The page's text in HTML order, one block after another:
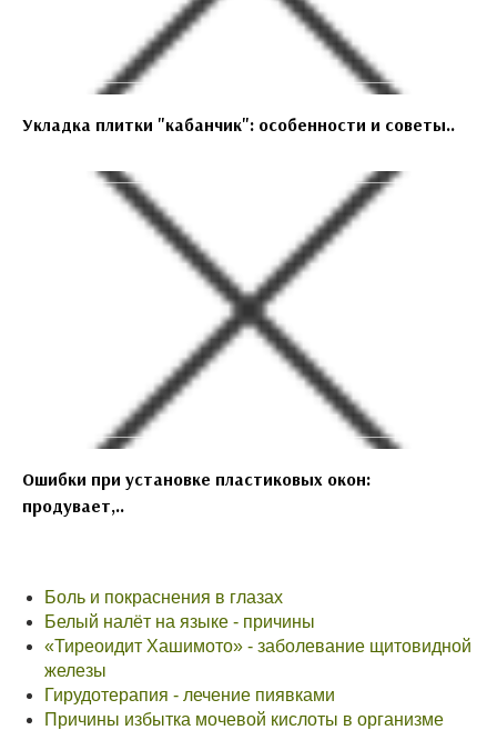
Укладка плитки "кабанчик": особенности и советы..
Ошибки при установке пластиковых окон:
продувает,..
Боль и покраснения в глазах
Белый налёт на языке - причины
«Тиреоидит Хашимото» - заболевание щитовидной
железы
Гирудотерапия - лечение пиявками
Причины избытка мочевой кислоты в организме